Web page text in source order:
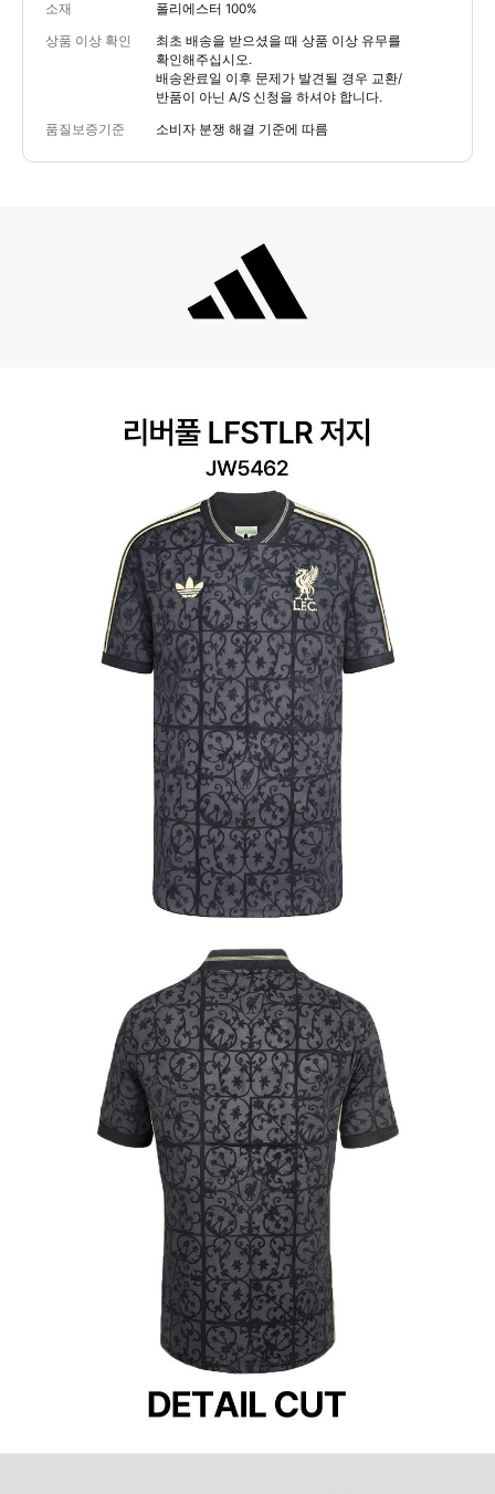
소재 폴리에스터 100%
상품 이상 확인
최초 배송을 받으셨을 때 상품 이상 유무를
확인해주십시오.
배송완료일 이후 문제가 발견될 경우 교환/
반품이 아닌 A/S 신청을 하셔야 합니다.
품질보증기준 소비자 분쟁 해결 기준에 따름